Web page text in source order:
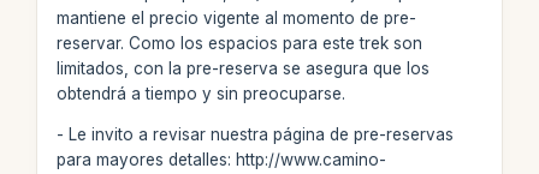
mantiene el precio vigente al momento de pre-
reservar. Como los espacios para este trek son
limitados, con la pre-reserva se asegura que los
obtendrá a tiempo y sin preocuparse.
- Le invito a revisar nuestra página de pre-reservas
para mayores detalles: http://www.camino-